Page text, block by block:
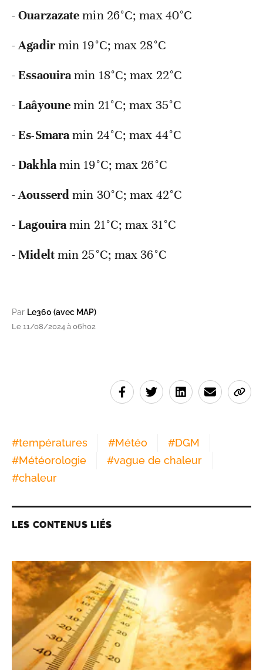
-Ouarzazatemin 26°C; max 40°C
-Agadirmin 19°C; max 28°C
-Essaouiramin 18°C; max 22°C
-Laâyounemin 21°C; max 35°C
-Es-Smaramin 24°C; max 44°C
-Dakhlamin 19°C; max 26°C
-Aousserdmin 30°C; max 42°C
-Lagouiramin 21°C; max 31°C
-Mideltmin 25°C; max 36°C
Par Le360 (avec MAP)
Le 11/08/2024 à 06h02
#températures #Météo #DGM
#Météorologie #vague de chaleur
#chaleur
LES CONTENUS LIÉS